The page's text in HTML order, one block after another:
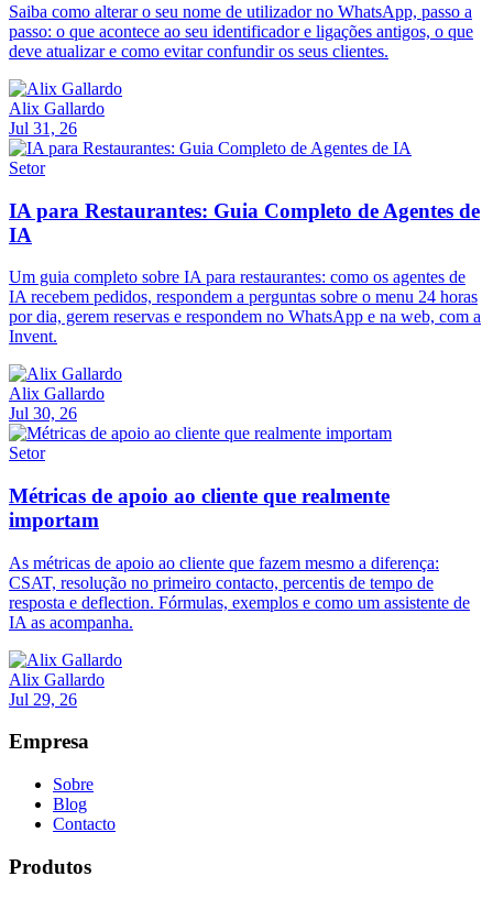
Saiba como alterar o seu nome de utilizador no WhatsApp, passo a
passo: o que acontece ao seu identificador e ligações antigos, o que
deve atualizar e como evitar confundir os seus clientes.
Alix Gallardo
Jul 31, 26
Setor
IA para Restaurantes: Guia Completo de Agentes de
IA
Um guia completo sobre IA para restaurantes: como os agentes de
IA recebem pedidos, respondem a perguntas sobre o menu 24 horas
por dia, gerem reservas e respondem no WhatsApp e na web, com a
Invent.
Alix Gallardo
Jul 30, 26
Setor
Métricas de apoio ao cliente que realmente
importam
As métricas de apoio ao cliente que fazem mesmo a diferença:
CSAT, resolução no primeiro contacto, percentis de tempo de
resposta e deflection. Fórmulas, exemplos e como um assistente de
IA as acompanha.
Alix Gallardo
Jul 29, 26
Empresa
Sobre
Blog
Contacto
Produtos